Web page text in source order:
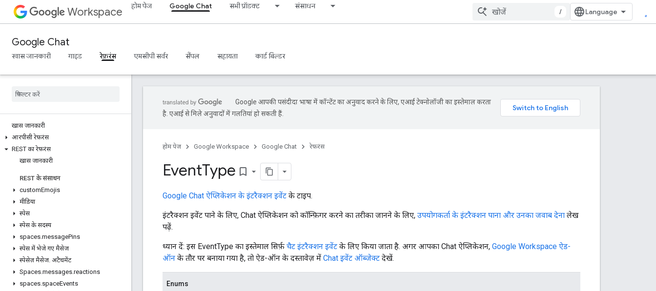
Workspace होम पेज Google Chat सभी प्रॉडक्ट संसाधन
/
Google Chat
खास जानकारी गाइड रेफ़रंस एमसीपी सर्वर सैंपल सहायता कार्ड बिल्डर
खास जानकारी
आरपीसी रेफ़रंस
REST का रेफ़रंस
खास जानकारी
REST के संसाधन
customEmojis
मीडिया
स्पेस
स्पेस के सदस्य
spaces.messagePins
स्पेस में भेजे गए मैसेज
स्पेसेज़ मैसेज. अटैचमेंट
Spaces.messages.reactions
spaces.spaceEvents
Google आपकी पसंदीदा भाषा में कॉन्टेंट का अनुवाद करने के लिए, एआई टेक्नोलॉजी का इस्तेमाल करता
है. एआई से मिले अनुवादों में गलतियां हो सकती हैं.
होम पेज Google Workspace Google Chat रेफ़रंस
EventType bookmark_border
Google Chat ऐप्लिकेशन के इंटरैक्शन इवेंट के टाइप.
इंटरैक्शन इवेंट पाने के लिए, Chat ऐप्लिकेशन को कॉन्फ़िगर करने का तरीका जानने के लिए, उपयोगकर्ता के इंटरैक्शन पाना और उनका जवाब देना लेख
पढ़ें.
ध्यान दें: इस EventType का इस्तेमाल सिर्फ़ चैट इंटरैक्शन इवेंट के लिए किया जाता है. अगर आपका Chat ऐप्लिकेशन, Google Workspace ऐड-
ऑन के तौर पर बनाया गया है, तो ऐड-ऑन के दस्तावेज़ में Chat इवेंट ऑब्जेक्ट देखें.
Enums